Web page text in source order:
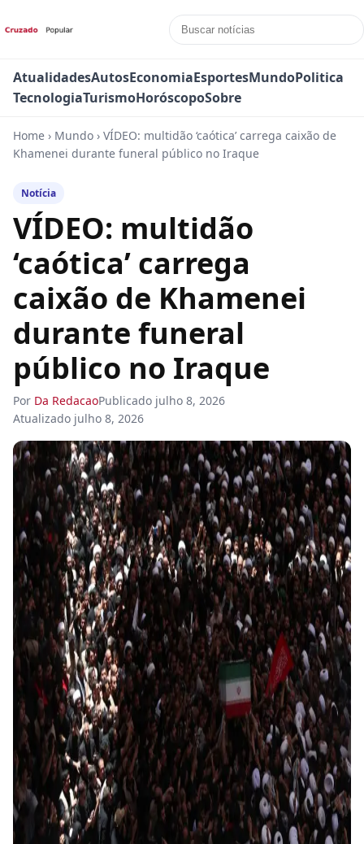
AtualidadesAutosEconomiaEsportesMundoPolitica
TecnologiaTurismoHoróscopoSobre
Home › Mundo › VÍDEO: multidão ‘caótica’ carrega caixão de
Khamenei durante funeral público no Iraque
Notícia
VÍDEO: multidão
‘caótica’ carrega
caixão de Khamenei
durante funeral
público no Iraque
Por Da RedacaoPublicado julho 8, 2026
Atualizado julho 8, 2026